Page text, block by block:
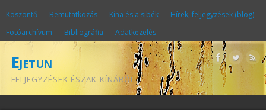
Köszöntő Bemutatkozás Kína és a sibék
Hírek, feljegyzések (blog)
Fotóarchívum
Bibliográfia Adatkezelés
Ejetun
FELJEGYZÉSEK ÉSZAK-KÍNÁRÓL